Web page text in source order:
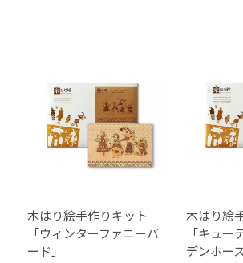
木はり絵手作りキット
「ウィンターファニーバ
ード」
木はり絵
「キュー
デンホース